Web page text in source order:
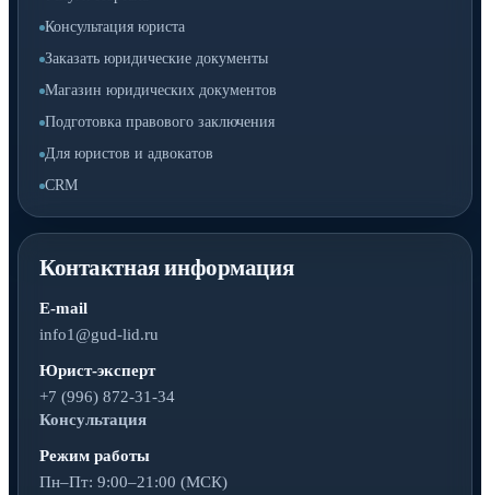
Консультация юриста
Заказать юридические документы
Магазин юридических документов
Подготовка правового заключения
Для юристов и адвокатов
CRM
Контактная информация
E-mail
info1@gud-lid.ru
Юрист-эксперт
+7 (996) 872-31-34
Консультация
Режим работы
Пн–Пт: 9:00–21:00 (МСК)